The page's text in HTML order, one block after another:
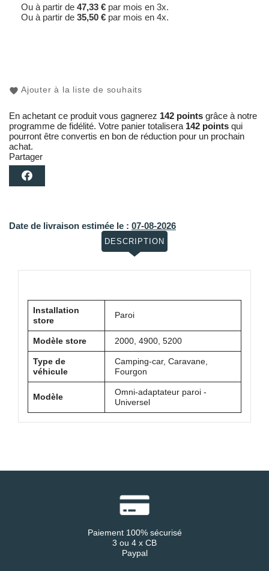
Ou à partir de 47,33 € par mois en 3x.
Ou à partir de 35,50 € par mois en 4x.
Ajouter à la liste de souhaits
En achetant ce produit vous gagnerez 142 points grâce à notre
programme de fidélité. Votre panier totalisera 142 points qui
pourront être convertis en bon de réduction pour un prochain
achat.
Partager
Date de livraison estimée le : 07-08-2026
DESCRIPTION
Installation
store
Paroi
Modèle store 2000, 4900, 5200
Type de
véhicule
Camping-car, Caravane,
Fourgon
Modèle
Omni-adaptateur paroi -
Universel
Paiement 100% sécurisé
3 ou 4 x CB
Paypal